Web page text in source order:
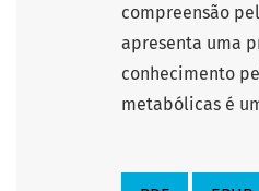
compreensão
apresenta uma
conhecimento
metabólicas é